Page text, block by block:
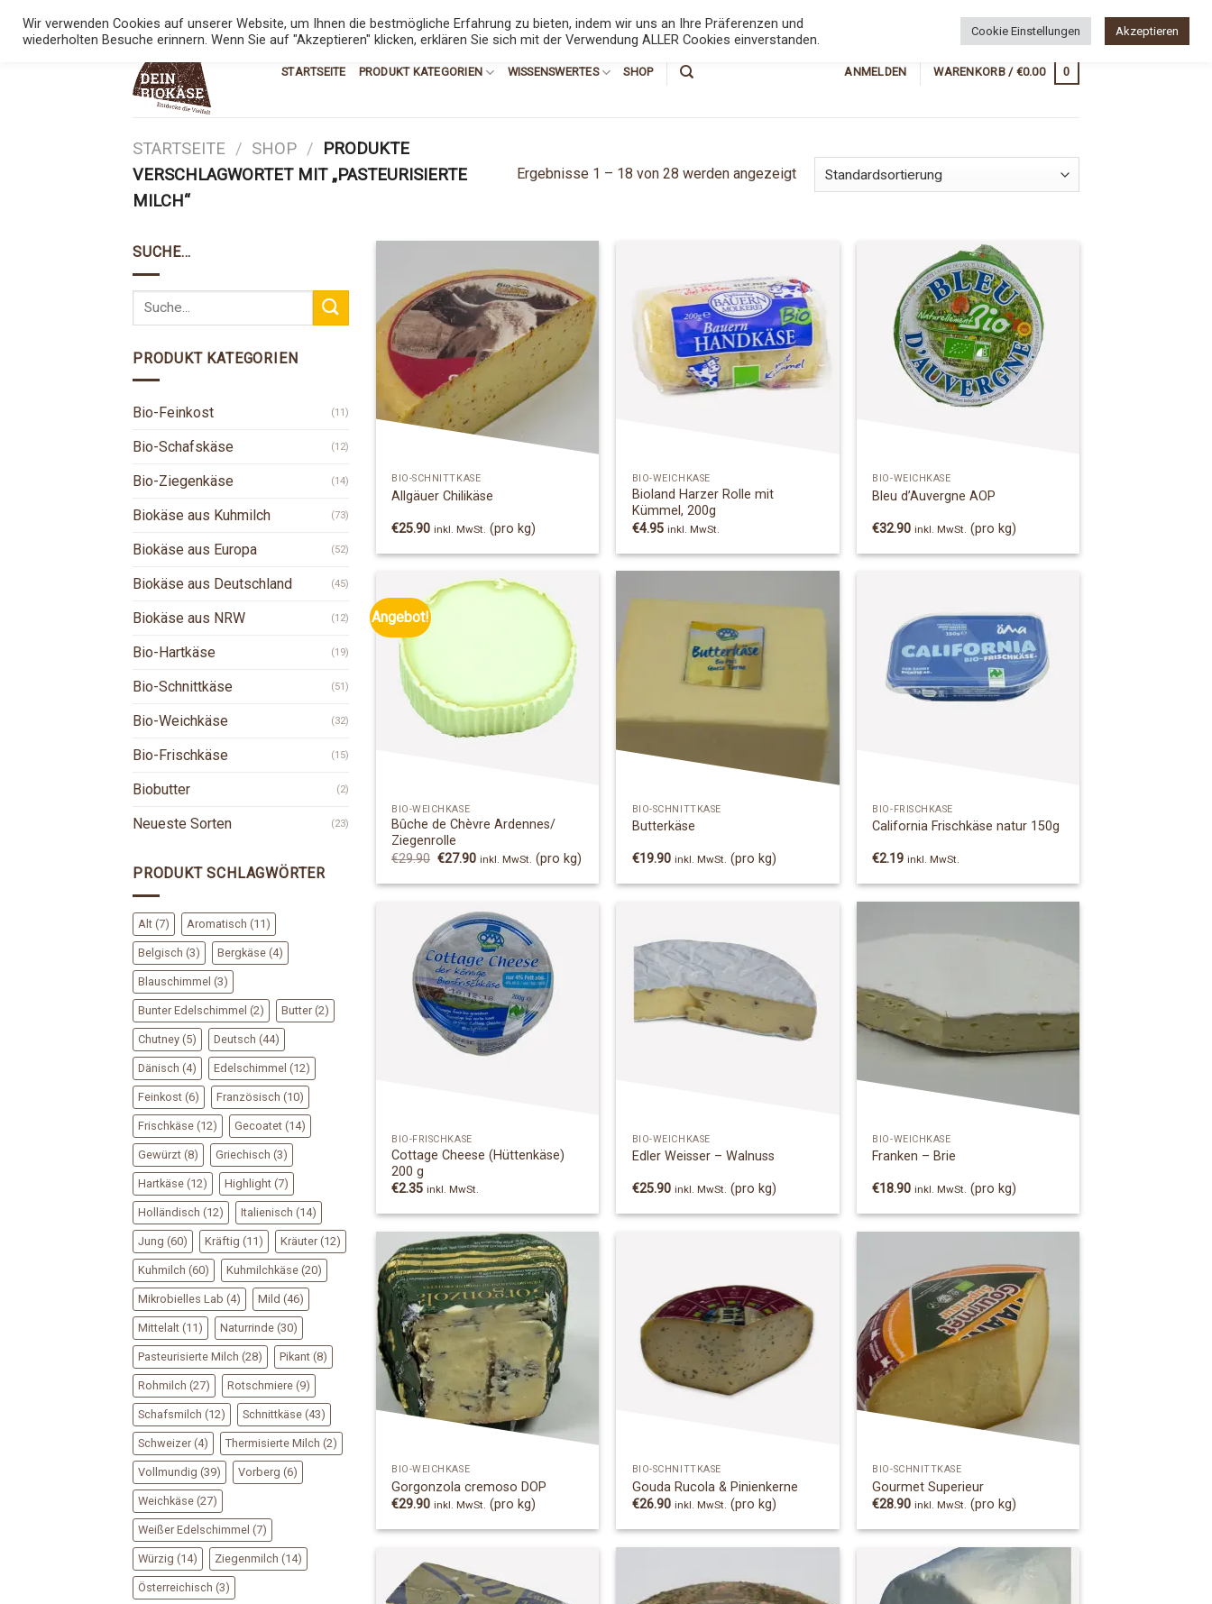
STARTSEITE PRODUKT KATEGORIEN WISSENSWERTES SHOP ANMELDEN WARENKORB / €0.00 0
STARTSEITE / SHOP /
PRODUKTE
VERSCHLAGWORTET MIT „PASTEURISIERTE
MILCH“
Ergebnisse 1 – 18 von 28 werden angezeigt
SUCHE…
PRODUKT KATEGORIEN
Bio-Feinkost (11)
Bio-Schafskäse (12)
Bio-Ziegenkäse (14)
Biokäse aus Kuhmilch (73)
Biokäse aus Europa (52)
Biokäse aus Deutschland (45)
Biokäse aus NRW (12)
Bio-Hartkäse (19)
Bio-Schnittkäse (51)
Bio-Weichkäse (32)
Bio-Frischkäse (15)
Biobutter (2)
Neueste Sorten (23)
PRODUKT SCHLAGWÖRTER
Alt (7) Aromatisch (11)
Belgisch (3) Bergkäse (4)
Blauschimmel (3)
Bunter Edelschimmel (2) Butter (2)
Chutney (5) Deutsch (44)
Dänisch (4) Edelschimmel (12)
Feinkost (6) Französisch (10)
Frischkäse (12) Gecoatet (14)
Gewürzt (8) Griechisch (3)
Hartkäse (12) Highlight (7)
Holländisch (12) Italienisch (14)
Jung (60) Kräftig (11) Kräuter (12)
Kuhmilch (60) Kuhmilchkäse (20)
Mikrobielles Lab (4) Mild (46)
Mittelalt (11) Naturrinde (30)
Pasteurisierte Milch (28) Pikant (8)
Rohmilch (27) Rotschmiere (9)
Schafsmilch (12) Schnittkäse (43)
Schweizer (4) Thermisierte Milch (2)
Vollmundig (39) Vorberg (6)
Weichkäse (27)
Weißer Edelschimmel (7)
Würzig (14) Ziegenmilch (14)
Österreichisch (3)
Add to
Wishlist
BIO-SCHNITTKÄSE
Allgäuer Chilikäse
€25.90 inkl. MwSt. (pro kg)
Add to
Wishlist
BIO-WEICHKÄSE
Bioland Harzer Rolle mit
Kümmel, 200g
€4.95 inkl. MwSt.
Add to
Wishlist
BIO-WEICHKÄSE
Bleu d’Auvergne AOP
€32.90 inkl. MwSt. (pro kg)
Angebot!
Add to
Wishlist
BIO-WEICHKÄSE
Bûche de Chèvre Ardennes/
Ziegenrolle
€29.90 Ursprünglicher
war:
€27.90Aktueller
ist:
inkl. MwSt. (pro kg)
BIO-SCHNITTKÄSE
Butterkäse
€19.90 inkl. MwSt. (pro kg)
Add to
Wishlist
BIO-FRISCHKÄSE
California Frischkäse natur 150g
€2.19 inkl. MwSt.
Add to
Wishlist
BIO-FRISCHKÄSE
Cottage Cheese (Hüttenkäse)
200 g
€2.35 inkl. MwSt.
Add to
Wishlist
BIO-WEICHKÄSE
Edler Weisser – Walnuss
€25.90 inkl. MwSt. (pro kg)
Wishlist
BIO-WEICHKÄSE
Franken – Brie
€18.90 inkl. MwSt. (pro kg)
Add to
Wishlist
BIO-WEICHKÄSE
Gorgonzola cremoso DOP
€29.90 inkl. MwSt. (pro kg)
Add to
Wishlist
BIO-SCHNITTKÄSE
Gouda Rucola & Pinienkerne
€26.90 inkl. MwSt. (pro kg)
BIO-SCHNITTKÄSE
Gourmet Superieur
€28.90 inkl. MwSt. (pro kg)
Wir verwenden Cookies auf unserer Website, um Ihnen die bestmögliche Erfahrung zu bieten, indem wir uns an Ihre Präferenzen und
wiederholten Besuche erinnern. Wenn Sie auf "Akzeptieren" klicken, erklären Sie sich mit der Verwendung ALLER Cookies einverstanden.
Cookie Einstellungen Akzeptieren